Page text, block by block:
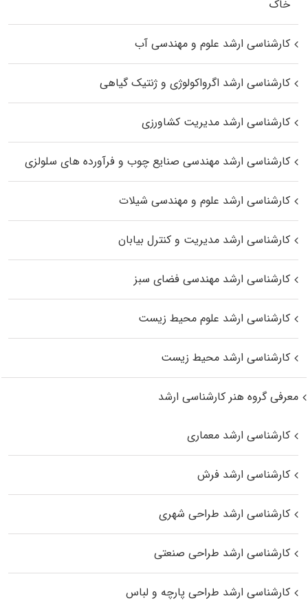
خاک
کارشناسی ارشد علوم و مهندسی آب
کارشناسی ارشد اگرواکولوژی و ژنتیک گیاهی
کارشناسی ارشد مدیریت کشاورزی
کارشناسی ارشد مهندسی صنایع چوب و فرآورده‌ های سلولزی
کارشناسی ارشد علوم و مهندسی شیلات
کارشناسی ارشد مدیریت و کنترل بیابان
کارشناسی ارشد مهندسی فضای سبز
کارشناسی ارشد علوم محیط‌ زیست
کارشناسی ارشد محیط زیست
معرفی گروه هنر کارشناسی ارشد
کارشناسی ارشد معماری
کارشناسی ارشد فرش
کارشناسی ارشد طراحی شهری
کارشناسی ارشد طراحی صنعتی
کارشناسی ارشد طراحی پارچه و لباس